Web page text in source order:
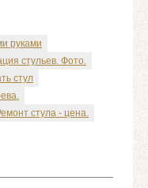
руками
стульев. Фото.
стул
стула - цена.